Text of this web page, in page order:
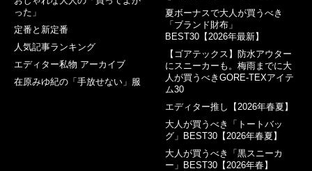
った」
定番と新定番
人気記事ランキング
エディター私物 アーカイブ
在原みゆ紀の「手放せない」服
夏ボーナスで大人が買うべき
「ブランド財布」
BEST30【2026年最新】
【ゴアテックス】防水アウター
にスニーカーも。梅雨までに大
人が買うべきGORE-TEXアイテ
ム30
エディター推し【2026年春夏】
大人が買うべき「トートバッ
グ」BEST30【2026年春夏】
大人が買うべき「黒スニーカ
ー」BEST30【2026年春】